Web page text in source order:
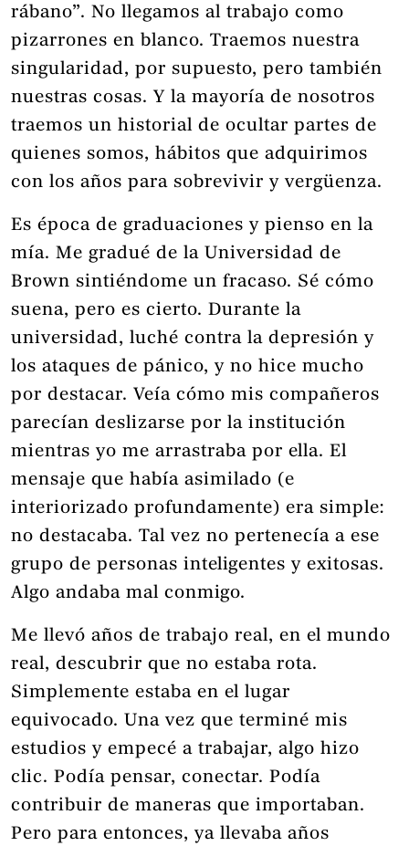
rábano”. No llegamos al trabajo como
pizarrones en blanco. Traemos nuestra
singularidad, por supuesto, pero también
nuestras cosas. Y la mayoría de nosotros
traemos un historial de ocultar partes de
quienes somos, hábitos que adquirimos
con los años para sobrevivir y vergüenza.
Es época de graduaciones y pienso en la
mía. Me gradué de la Universidad de
Brown sintiéndome un fracaso. Sé cómo
suena, pero es cierto. Durante la
universidad, luché contra la depresión y
los ataques de pánico, y no hice mucho
por destacar. Veía cómo mis compañeros
parecían deslizarse por la institución
mientras yo me arrastraba por ella. El
mensaje que había asimilado (e
interiorizado profundamente) era simple:
no destacaba. Tal vez no pertenecía a ese
grupo de personas inteligentes y exitosas.
Algo andaba mal conmigo.
Me llevó años de trabajo real, en el mundo
real, descubrir que no estaba rota.
Simplemente estaba en el lugar
equivocado. Una vez que terminé mis
estudios y empecé a trabajar, algo hizo
clic. Podía pensar, conectar. Podía
contribuir de maneras que importaban.
Pero para entonces, ya llevaba años